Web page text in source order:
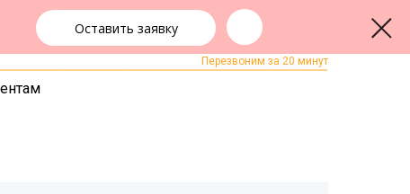
Оставить заявку ЗАКАЗАТЬ ЗВОНОК
Перезвоним за 20 минут
+7 (343) 363-91-89